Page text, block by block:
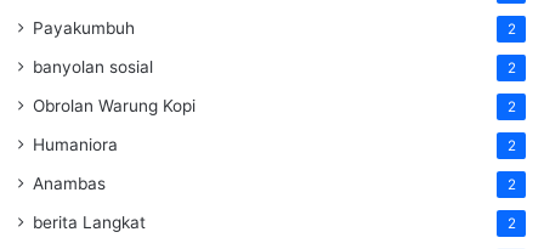
Payakumbuh 2
banyolan sosial 2
Obrolan Warung Kopi 2
Humaniora 2
Anambas 2
berita Langkat 2